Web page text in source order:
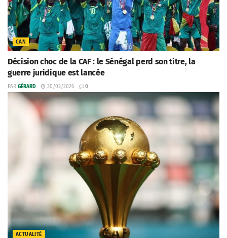
CAN
Décision choc de la CAF : le Sénégal perd son titre, la
guerre juridique est lancée
PAR GÉRARD 20/03/2026 0
ACTUALITÉ